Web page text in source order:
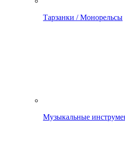
Тарзанки / Монорельсы
Музыкальные